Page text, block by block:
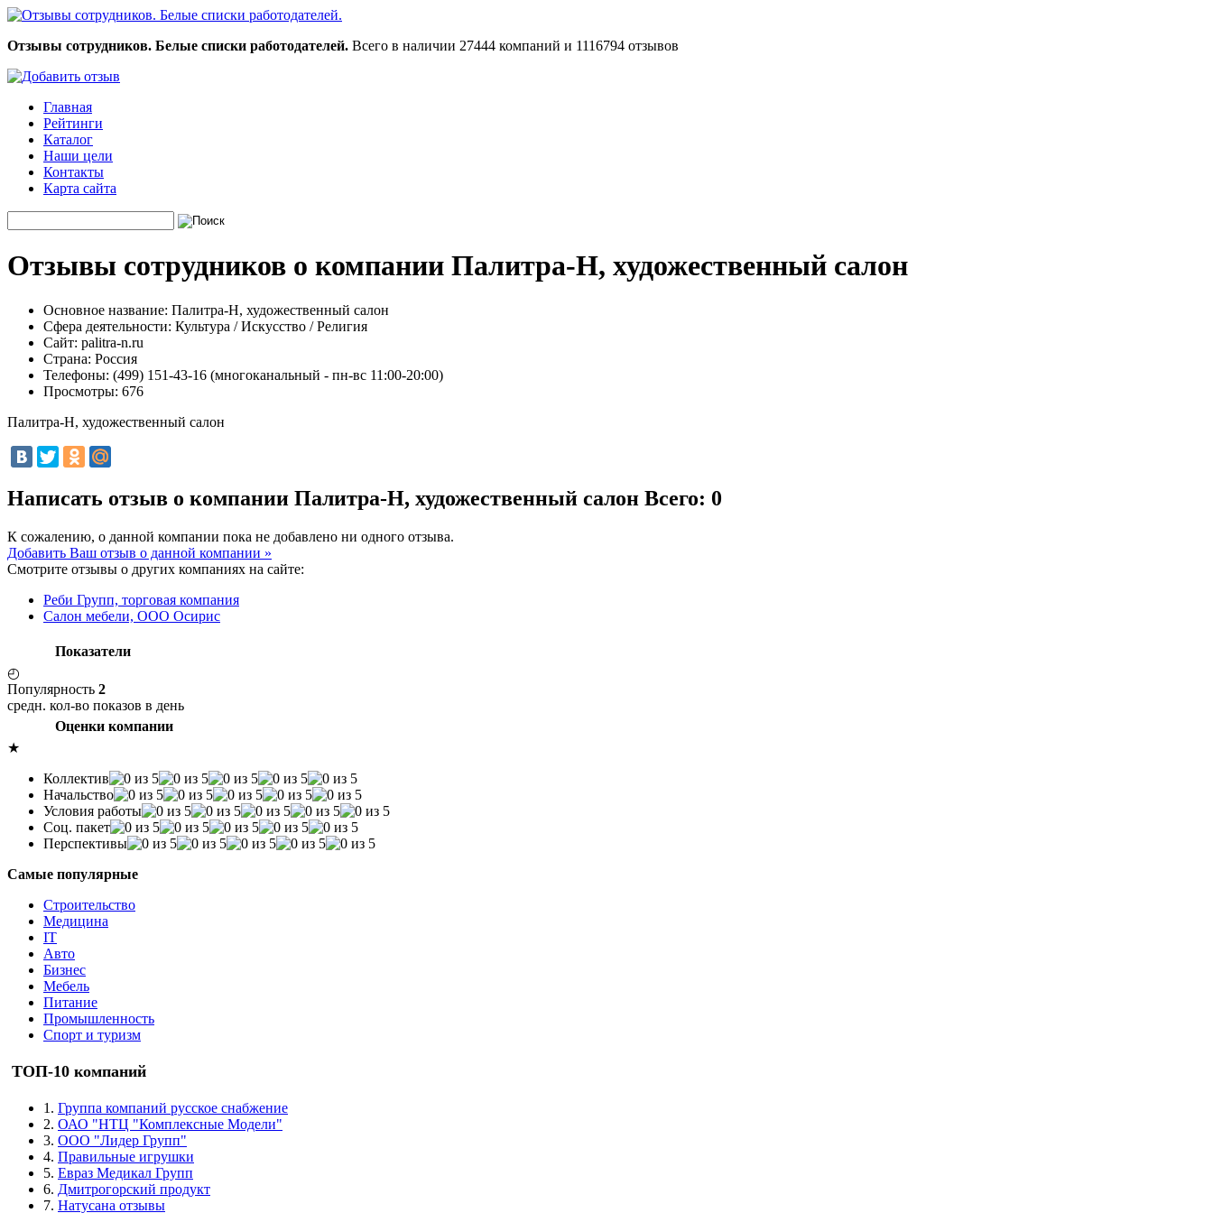
Отзывы сотрудников. Белые списки работодателей. Всего в наличии 27444 компаний и 1116794 отзывов
Главная
Рейтинги
Каталог
Наши цели
Контакты
Карта сайта
Отзывы сотрудников о компании Палитра-Н, художественный салон
Основное название: Палитра-Н, художественный салон
Сфера деятельности: Культура / Искусство / Религия
Сайт: palitra-n.ru
Страна: Россия
Телефоны: (499) 151-43-16 (многоканальный - пн-вс 11:00-20:00)
Просмотры: 676
Палитра-Н, художественный салон
Написать отзыв о компании Палитра-Н, художественный салон Всего: 0
К сожалению, о данной компании пока не добавлено ни одного отзыва.
Добавить Ваш отзыв о данной компании »
Смотрите отзывы о других компаниях на сайте:
Реби Групп, торговая компания
Салон мебели, ООО Осирис
Показатели
◴
Популярность 2
средн. кол-во показов в день
Оценки компании
★
Коллектив
Начальство
Условия работы
Соц. пакет
Перспективы
Самые популярные
Строительство
Медицина
IT
Авто
Бизнес
Мебель
Питание
Промышленность
Спорт и туризм
ТОП-10 компаний
1. Группа компаний русское снабжение
2. ОАО "НТЦ "Комплексные Модели"
3. ООО "Лидер Групп"
4. Правильные игрушки
5. Евраз Медикал Групп
6. Дмитрогорский продукт
7. Натусана отзывы